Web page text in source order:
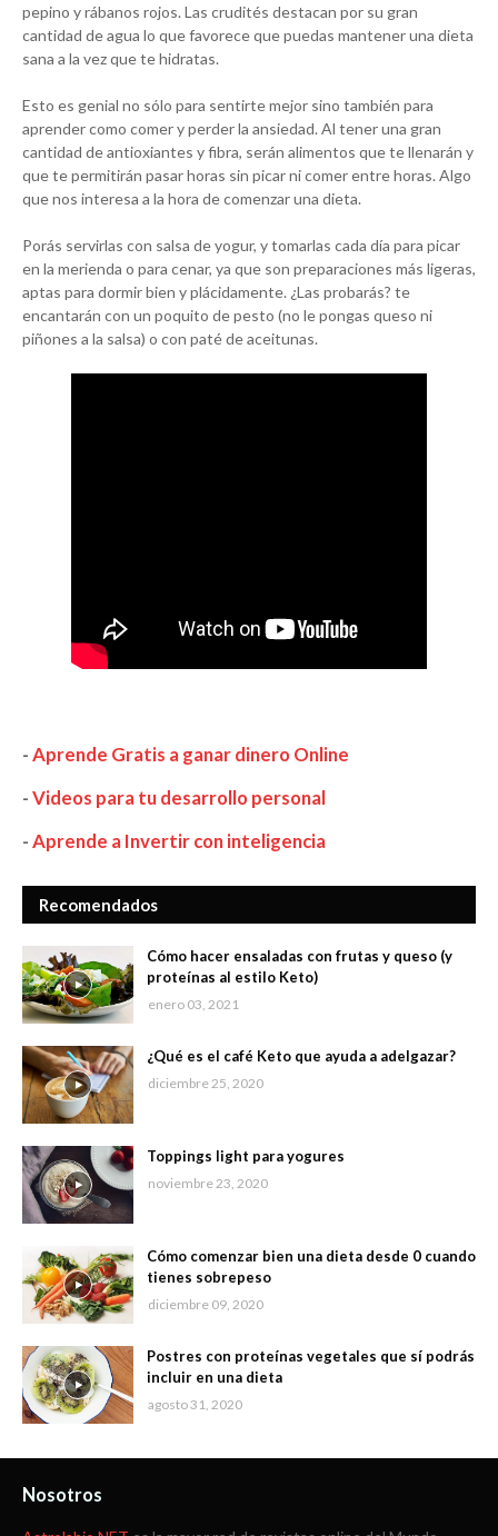
pepino y rábanos rojos. Las crudités destacan por su gran
cantidad de agua lo que favorece que puedas mantener una dieta
sana a la vez que te hidratas.
Esto es genial no sólo para sentirte mejor sino también para
aprender como comer y perder la ansiedad. Al tener una gran
cantidad de antioxiantes y fibra, serán alimentos que te llenarán y
que te permitirán pasar horas sin picar ni comer entre horas. Algo
que nos interesa a la hora de comenzar una dieta.
Porás servirlas con salsa de yogur, y tomarlas cada día para picar
en la merienda o para cenar, ya que son preparaciones más ligeras,
aptas para dormir bien y plácidamente. ¿Las probarás? te
encantarán con un poquito de pesto (no le pongas queso ni
piñones a la salsa) o con paté de aceitunas.
-Aprende Gratis a ganar dinero Online
-Videos para tu desarrollo personal
-Aprende a Invertir con inteligencia
Recomendados
Cómo hacer ensaladas con frutas y queso (y
proteínas al estilo Keto)
enero 03, 2021
¿Qué es el café Keto que ayuda a adelgazar?
diciembre 25, 2020
Toppings light para yogures
noviembre 23, 2020
Cómo comenzar bien una dieta desde 0 cuando
tienes sobrepeso
diciembre 09, 2020
Postres con proteínas vegetales que sí podrás
incluir en una dieta
agosto 31, 2020
Nosotros